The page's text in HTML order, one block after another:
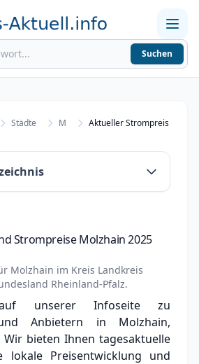
Suchen
Städte M Aktueller Strompreis in
wechseln in Molzhain
Molzhain
Strommarkt in Molzhain
Strompreise Molzhain 2025
Molzhain im Kreis Landkreis
Rheinland-Pfalz.
auf unserer Infoseite zu
Anbietern in Molzhain,
Wir bieten Ihnen tagesaktuelle
lokale Preisentwicklung und